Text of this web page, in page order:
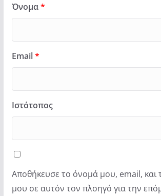
Όνομα*
Email*
Ιστότοπος
Αποθήκευσε το όνομά μου, email, και
μου σε αυτόν τον πλοηγό για την